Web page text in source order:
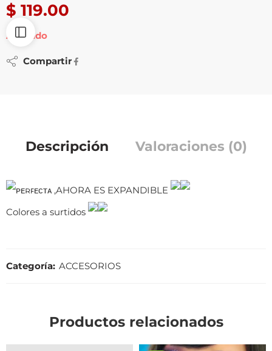
$ 119.00
Agotado
Compartir
Descripción Valoraciones (0)
ᴘᴇʀꜰᴇᴄᴛᴀ ,AHORA ES EXPANDIBLE
Colores a surtidos
Categoría: ACCESORIOS
Productos relacionados